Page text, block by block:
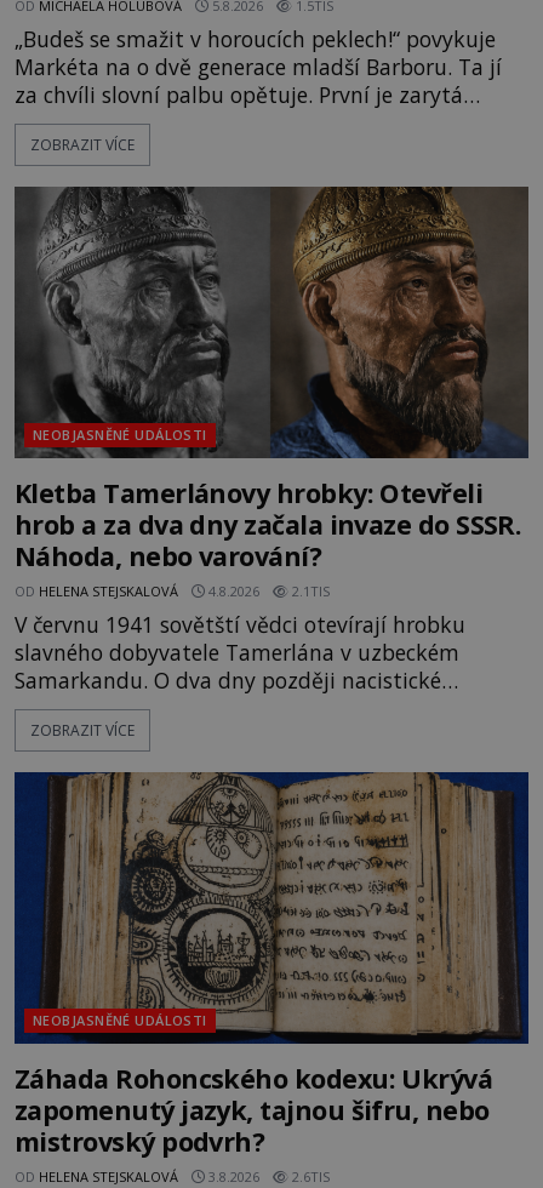
OD MICHAELA HOLUBOVÁ 5.8.2026 1.5TIS
„Budeš se smažit v horoucích peklech!“ povykuje
Markéta na o dvě generace mladší Barboru. Ta jí
za chvíli slovní palbu opětuje. První je zarytá
katolička, druhá přesvědčená kališnice. A každá z
nich se usídlí na jedné z věží slavného hradu
mezi vůdce protihusitského boje. Za manželku má
skutečně jistou
ZOBRAZIT VÍCE
NEOBJASNĚNÉ UDÁLOSTI
Kletba Tamerlánovy hrobky: Otevřeli
hrob a za dva dny začala invaze do SSSR.
Náhoda, nebo varování?
OD HELENA STEJSKALOVÁ 4.8.2026 2.1TIS
V červnu 1941 sovětští vědci otevírají hrobku
slavného dobyvatele Tamerlána v uzbeckém
Samarkandu. O dva dny později nacistické
Německo zahajuje operaci Barbarossa a napadá
Sovětský svaz. Shoda dat je natolik zarážející, že se
na legendě něco pravdy, nebo jde jen o fascinující
souhru okolností? Když antropolog Michail
Gerasimov (1907-1970) a
ZOBRAZIT VÍCE
NEOBJASNĚNÉ UDÁLOSTI
Záhada Rohoncského kodexu: Ukrývá
zapomenutý jazyk, tajnou šifru, nebo
mistrovský podvrh?
OD HELENA STEJSKALOVÁ 3.8.2026 2.6TIS